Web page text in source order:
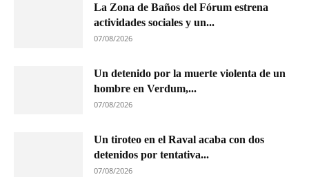
La Zona de Baños del Fórum estrena
actividades sociales y un...
07/08/2026
Un detenido por la muerte violenta de un
hombre en Verdum,...
07/08/2026
Un tiroteo en el Raval acaba con dos
detenidos por tentativa...
07/08/2026